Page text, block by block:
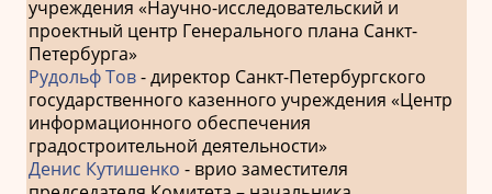
учреждения «Научно-исследовательский и
проектный центр Генерального плана Санкт-
Петербурга»
Рудольф Тов- директор Санкт-Петербургского
государственного казенного учреждения «Центр
информационного обеспечения
градостроительной деятельности»
Денис Кутишенко - врио заместителя